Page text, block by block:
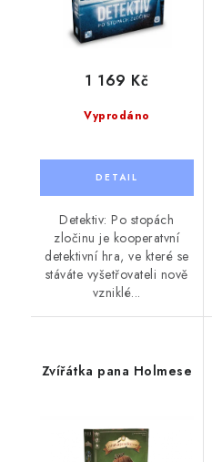
Vyprodáno
1 169 Kč
Detektiv: Po stopách
zločinu je kooperatvní
detektivní hra, ve které se
stáváte vyšetřovateli nově
vzniklé...
Zvířátka pana Holmese